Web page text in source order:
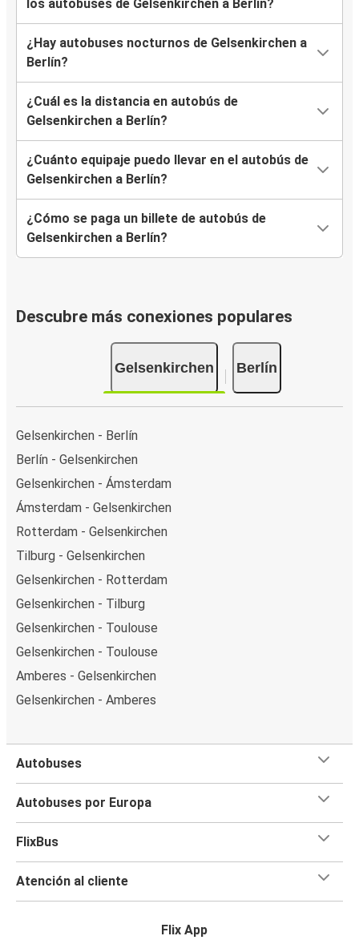
los autobuses de Gelsenkirchen a Berlín?
¿Hay autobuses nocturnos de Gelsenkirchen a
Berlín?
¿Cuál es la distancia en autobús de
Gelsenkirchen a Berlín?
¿Cuánto equipaje puedo llevar en el autobús de
Gelsenkirchen a Berlín?
¿Cómo se paga un billete de autobús de
Gelsenkirchen a Berlín?
Descubre más conexiones populares
Gelsenkirchen Berlín
Gelsenkirchen - Berlín
Berlín - Gelsenkirchen
Gelsenkirchen - Ámsterdam
Ámsterdam - Gelsenkirchen
Rotterdam - Gelsenkirchen
Tilburg - Gelsenkirchen
Gelsenkirchen - Rotterdam
Gelsenkirchen - Tilburg
Gelsenkirchen - Toulouse
Gelsenkirchen - Toulouse
Amberes - Gelsenkirchen
Gelsenkirchen - Amberes
Autobuses
Autobuses por Europa
FlixBus
Atención al cliente
Flix App